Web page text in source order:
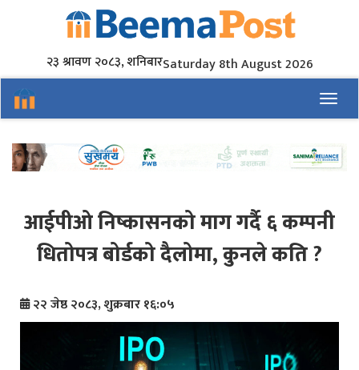
२३ श्रावण २०८३, शनिबारSaturday 8th August 2026
आईपीओ निष्कासनको माग गर्दै ६ कम्पनी
धितोपत्र बोर्डको दैलोमा, कुनले कति ?
२२ जेष्ठ २०८३, शुक्रबार १६:०५